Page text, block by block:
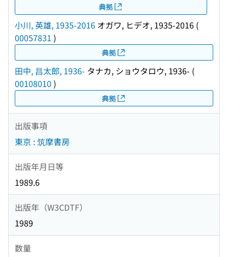
典拠
小川, 英雄, 1935-2016 オガワ, ヒデオ, 1935-2016 (
00057831 )
典拠
田中, 昌太郎, 1936- タナカ, ショウタロウ, 1936- (
00108010 )
典拠
出版事項
東京 : 筑摩書房
出版年月日等
1989.6
出版年（W3CDTF）
1989
数量